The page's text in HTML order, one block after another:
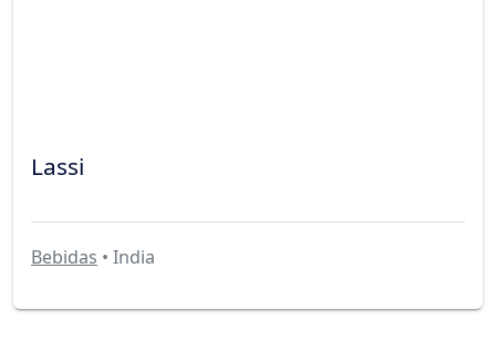
Lassi
Bebidas • India